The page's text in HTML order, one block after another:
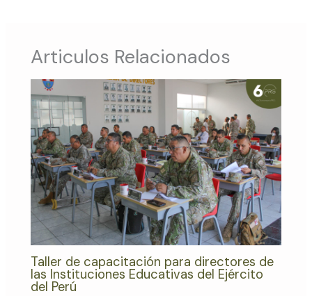
Articulos Relacionados
Taller de capacitación para directores de
las Instituciones Educativas del Ejército
del Perú